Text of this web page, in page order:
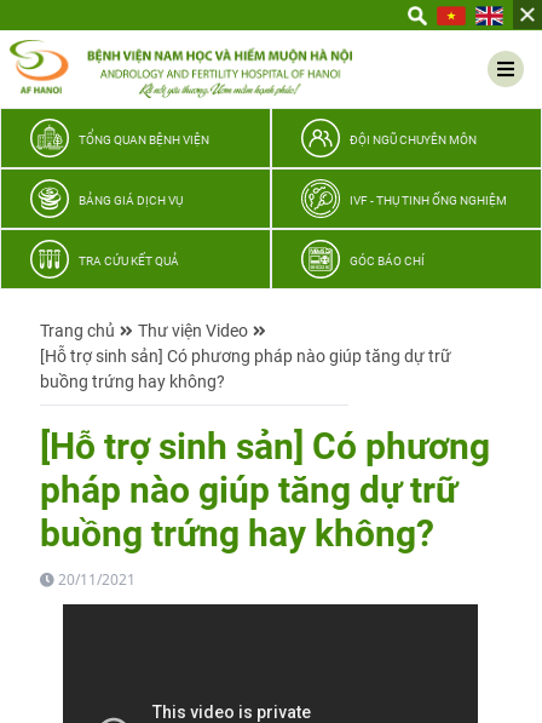
thương
TỔNG QUAN BỆNH VIỆN ĐỘI NGŨ CHUYÊN MÔN
BẢNG GIÁ DỊCH VỤ IVF - THỤ TINH ỐNG NGHIỆM
TRA CỨU KẾT QUẢ GÓC BÁO CHÍ
Trang chủ
Thư viện Video
[Hỗ trợ sinh sản] Có phương pháp nào giúp tăng dự trữ
buồng trứng hay không?
[Hỗ trợ sinh sản] Có phương
pháp nào giúp tăng dự trữ
buồng trứng hay không?
20/11/2021